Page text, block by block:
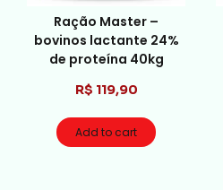
Ração Master –
bovinos lactante 24%
de proteína 40kg
R$ 119,90
Add to cart